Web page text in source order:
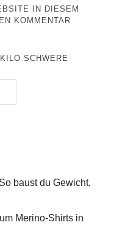
IN DIESEM
KOMMENTAR
SCHWERE
baust du Gewicht,
Merino-Shirts in